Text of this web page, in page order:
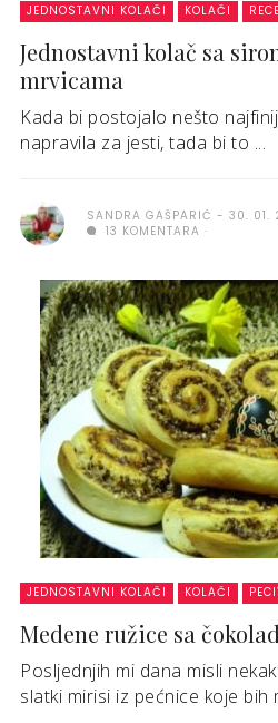
JEDNOSTAVNI KOLAČI KOLAČI
Jednostavni kolač sa
mrvicama
Kada bi postojalo nešto
napravila za jesti, tada bi to ...
SANDRA GAŠPARIĆ
30. 01.
13 KOMENTARA
JEDNOSTAVNI KOLAČI KOLAČI
Medene ružice sa
Posljednjih mi dana misli
slatki mirisi iz pećnice koje bih